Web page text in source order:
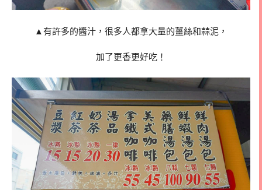
▲有許多的醬汁，很多人都拿大量的薑絲和蒜泥，
加了更香更好吃！